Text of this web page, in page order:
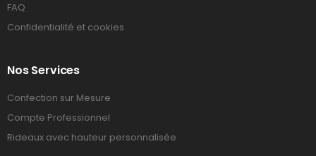
FAQ
Confidentialité et cookies
Nos Services
Confection sur Mesure
Compte Professionnel
Rideaux avec hauteur personnalisée